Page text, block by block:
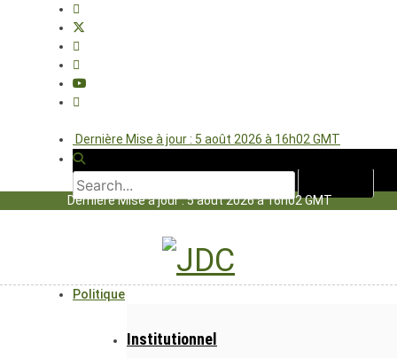
Dernière Mise à jour : 5 août 2026 à 16h02 GMT
Dernière Mise à jour : 5 août 2026 à 16h02 GMT
Politique
Institutionnel